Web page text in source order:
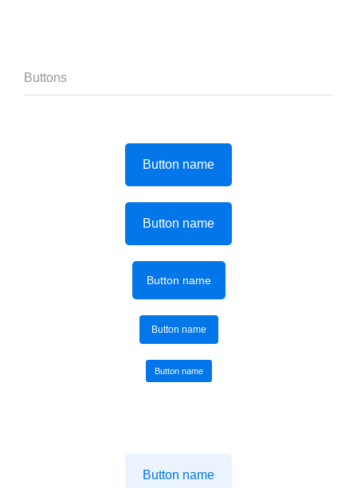
Buttons
Button name
Button name
Button name
Button name
Button name
Button name